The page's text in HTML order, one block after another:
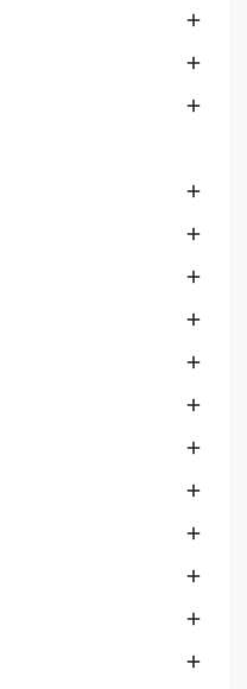














